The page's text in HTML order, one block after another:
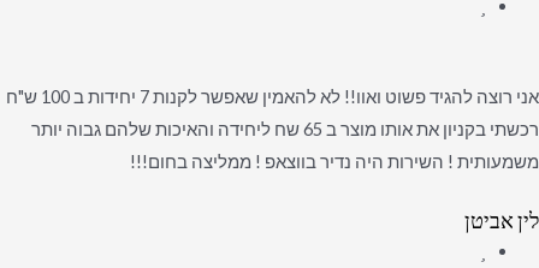
אני רוצה להגיד פשוט ואוו!! לא להאמין שאפשר לקנות 7 יחידות ב 100 ש"ח
רכשתי בקניון את אותו מוצר ב 65 שח ליחידה והאיכות שלהם גבוה יותר
משמעותית ! השירות היה נדיר בווצאפ ! ממליצה בחום!!!
לין אביטן